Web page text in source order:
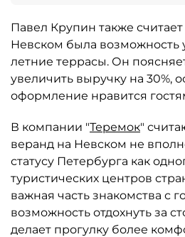
Павел Крупин также
Невском была возможность
летние террасы. Он
увеличить выручку на 30%,
оформление нравится
В компании "Теремок"
веранд на Невском не
статусу Петербурга как
туристических центров
важная часть знакомства с
возможность отдохнуть за
делает прогулку более